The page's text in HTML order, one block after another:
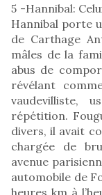
5 -Hannibal:
Hannibal porte
de Carthage
mâles de la
abus de
révélant
vaudevilliste,
répétition.
divers, il avait
chargée de
avenue
automobile de
heures km à